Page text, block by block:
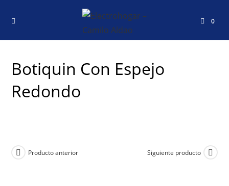
0
Botiquin Con Espejo
Redondo
Producto anterior Siguiente producto